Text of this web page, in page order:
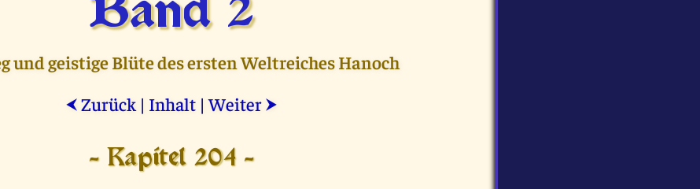
Band 2
und geistige Blüte des ersten Weltreiches Hanoch
⮜ Zurück | Inhalt |Weiter ⮞
- Kapitel 204 -